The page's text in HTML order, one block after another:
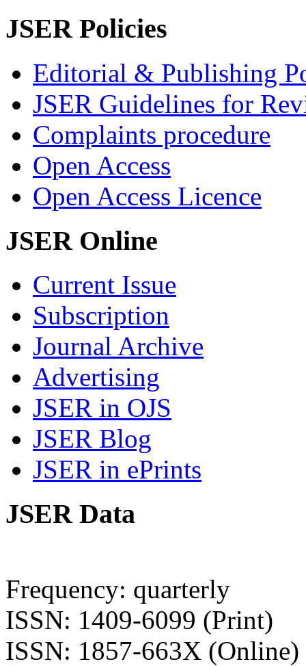
JSER Policies
Editorial & Publishing
JSER Guidelines for
Complaints procedure
Open Access
Open Access Licence
JSER Online
Current Issue
Subscription
Journal Archive
Advertising
JSER in OJS
JSER Blog
JSER in ePrints
JSER Data
Frequency: quarterly
ISSN: 1409-6099 (Print)
ISSN: 1857-663X (Online)